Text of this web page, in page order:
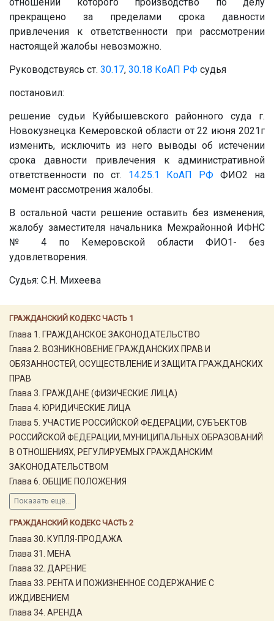
ГРАЖДАНСКИЙ КОДЕКС ЧАСТЬ 1
Глава 1. ГРАЖДАНСКОЕ ЗАКОНОДАТЕЛЬСТВО
Глава 2. ВОЗНИКНОВЕНИЕ ГРАЖДАНСКИХ ПРАВ И
ОБЯЗАННОСТЕЙ, ОСУЩЕСТВЛЕНИЕ И ЗАЩИТА ГРАЖДАНСКИХ
ПРАВ
Глава 3. ГРАЖДАНЕ (ФИЗИЧЕСКИЕ ЛИЦА)
Глава 4. ЮРИДИЧЕСКИЕ ЛИЦА
Глава 5. УЧАСТИЕ РОССИЙСКОЙ ФЕДЕРАЦИИ, СУБЪЕКТОВ
РОССИЙСКОЙ ФЕДЕРАЦИИ, МУНИЦИПАЛЬНЫХ ОБРАЗОВАНИЙ
В ОТНОШЕНИЯХ, РЕГУЛИРУЕМЫХ ГРАЖДАНСКИМ
ЗАКОНОДАТЕЛЬСТВОМ
Глава 6. ОБЩИЕ ПОЛОЖЕНИЯ
Показать ещё...
ГРАЖДАНСКИЙ КОДЕКС ЧАСТЬ 2
Глава 30. КУПЛЯ-ПРОДАЖА
Глава 31. МЕНА
Глава 32. ДАРЕНИЕ
Глава 33. РЕНТА И ПОЖИЗНЕННОЕ СОДЕРЖАНИЕ С
ИЖДИВЕНИЕМ
Глава 34. АРЕНДА
прекращено за пределами срока давности
привлечения к ответственности при рассмотрении
настоящей жалобы невозможно.
Руководствуясь ст. 30.17, 30.18 КоАП РФ судья
постановил:
решение судьи Куйбышевского районного суда г.
Новокузнецка Кемеровской области от 22 июня 2021г
изменить, исключить из него выводы об истечении
срока давности привлечения к административной
ответственности по ст. 14.25.1 КоАП РФ ФИО2 на
момент рассмотрения жалобы.
В остальной части решение оставить без изменения,
жалобу заместителя начальника Межрайонной ИФНС
№ 4 по Кемеровской области ФИО1- без
удовлетворения.
Судья: С.Н. Михеева